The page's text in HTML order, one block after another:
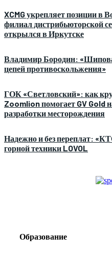
XCMG укрепляет позиции в
филиал
открылся в Иркутске
Владимир Бородин:
цепей противоскольжения»
ГОК «Светловский»: как
Zoomlion помогает GV Gold
разработки месторождения
Надежно и без переплат:
горной техники LOVOL
Образование